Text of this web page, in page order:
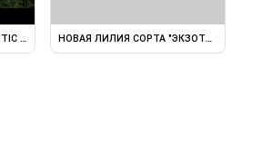
SUN) ОТ-ГИБРИД.
НОВАЯ ЛИЛИЯ СОРТА "ЭКЗОТИК САН"